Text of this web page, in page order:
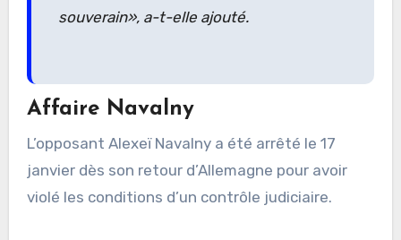
souverain», a-t-elle ajouté.
Affaire Navalny
L’opposant Alexeï Navalny a été arrêté le 17
janvier dès son retour d’Allemagne pour avoir
violé les conditions d’un contrôle judiciaire.